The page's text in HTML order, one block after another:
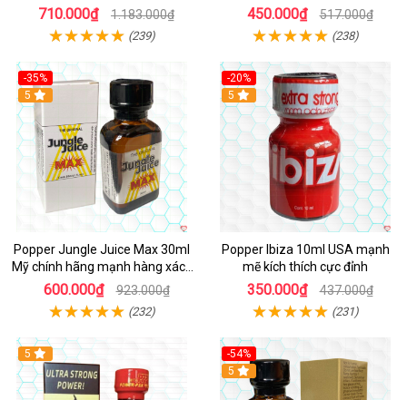
710.000₫ 1.183.000₫
(239)
450.000₫ 517.000₫
(238)
-35%
5
Popper Jungle Juice Max 30ml
Mỹ chính hãng mạnh hàng xách
tay kích thích
600.000₫ 923.000₫
(232)
-20%
5
Popper Ibiza 10ml USA mạnh
mẽ kích thích cực đỉnh
350.000₫ 437.000₫
(231)
5
-54%
5